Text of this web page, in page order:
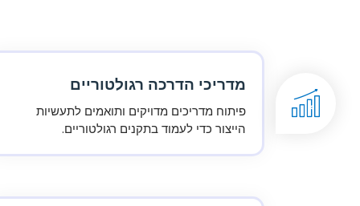
מדריכי הדרכה רגולטוריים
פיתוח מדריכים מדויקים ותואמים לתעשיות
הייצור כדי לעמוד בתקנים רגולטוריים.